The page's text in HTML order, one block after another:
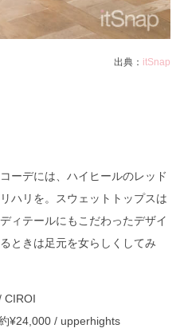
出典： itSnap
ーデには、ハイヒールのレッド
ハリを。スウェットトップスは
ィテールにもこだわったデザイ
ときは足元を女らしくしてみ
CIROI
¥24,000 / upperhights